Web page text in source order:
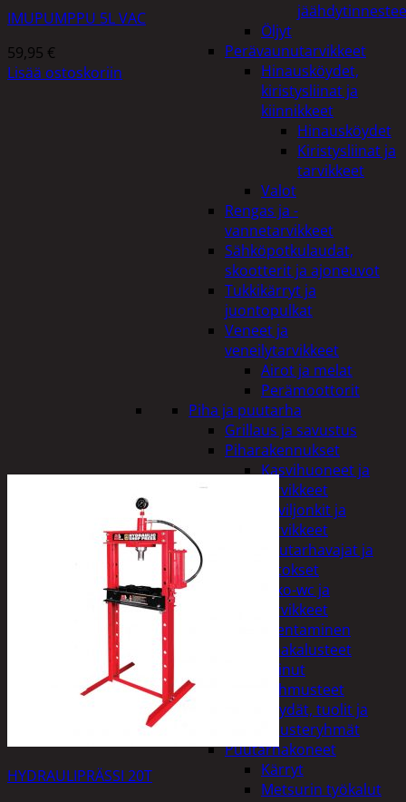
Öljyt
Perävaunutarvikkeet
Hinausköydet,
kiristysliinat ja
kiinnikkeet
Hinausköydet
Kiristysliinat ja
tarvikkeet
Valot
Rengas ja -
vannetarvikkeet
Sähköpotkulaudat,
skootterit ja ajoneuvot
Tukkikärryt ja
juontopulkat
Veneet ja
veneilytarvikkeet
Airot ja melat
Perämoottorit
Piha ja puutarha
Grillaus ja savustus
Piharakennukset
Kasvihuoneet ja
tarvikkeet
Paviljonkit ja
tarvikkeet
Puutarhavajat ja
katokset
Ulko-wc ja
tarvikkeet
Piharakentaminen
Puutarhakalusteet
Keinut
Pehmusteet
Pöydät, tuolit ja
kalusteryhmät
Puutarhakoneet
Kärryt
Metsurin työkalut
IMUPUMPPU 5L VAC
59,95 €
Lisää ostoskoriin
HYDRAULIPRÄSSI 20T